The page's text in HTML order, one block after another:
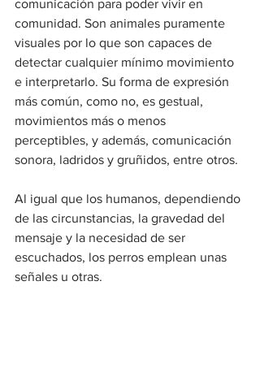
comunicación para poder vivir en
comunidad. Son animales puramente
visuales por lo que son capaces de
detectar cualquier mínimo movimiento
e interpretarlo. Su forma de expresión
más común, como no, es gestual,
movimientos más o menos
perceptibles, y además, comunicación
sonora, ladridos y gruñidos, entre otros.
Al igual que los humanos, dependiendo
de las circunstancias, la gravedad del
mensaje y la necesidad de ser
escuchados, los perros emplean unas
señales u otras.